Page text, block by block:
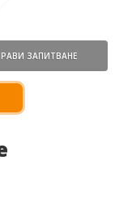
ЗАПИТВАНЕ